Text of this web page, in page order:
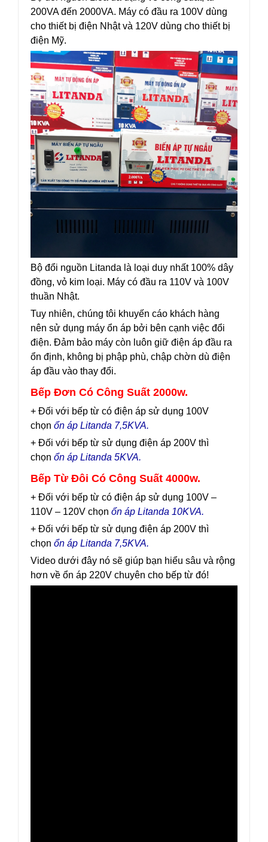
200VA đến 2000VA. Máy có đầu ra 100V dùng
cho thiết bị điện Nhật và 120V dùng cho thiết bị
điện Mỹ.
Bộ đổi nguồn Litanda là loại duy nhất 100% dây
đồng, vỏ kim loại. Máy có đầu ra 110V và 100V
thuần Nhật.
Tuy nhiên, chúng tôi khuyến cáo khách hàng
nên sử dụng máy ổn áp bởi bên cạnh việc đổi
điện. Đảm bảo máy còn luôn giữ điện áp đầu ra
ổn định, không bị phập phù, chập chờn dù điện
áp đầu vào thay đổi.
Bếp Đơn Có Công Suất 2000w.
+ Đối với bếp từ có điện áp sử dụng 100V
chọn ổn áp Litanda 7,5KVA.
+ Đối với bếp từ sử dụng điện áp 200V thì
chọn ổn áp Litanda 5KVA.
Bếp Từ Đôi Có Công Suất 4000w.
+ Đối với bếp từ có điện áp sử dụng 100V –
110V – 120V chọn ổn áp Litanda 10KVA.
+ Đối với bếp từ sử dụng điện áp 200V thì
chọn ổn áp Litanda 7,5KVA.
Video dưới đây nó sẽ giúp bạn hiểu sâu và rộng
hơn về ổn áp 220V chuyên cho bếp từ đó!